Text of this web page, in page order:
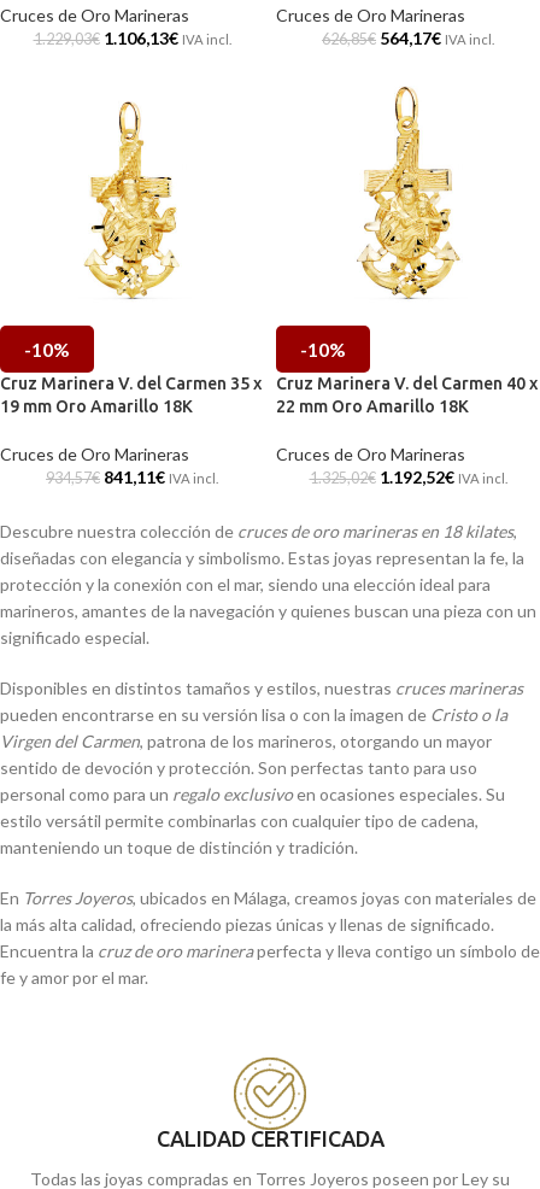
Cruces de Oro Marineras
1.229,03€ 1.106,13€ IVA incl.
Cruces de Oro Marineras
626,85€ 564,17€ IVA incl.
-10%
Cruz Marinera V. del Carmen 35 x
19 mm Oro Amarillo 18K
Cruces de Oro Marineras
934,57€ 841,11€ IVA incl.
-10%
Cruz Marinera V. del Carmen 40 x
22 mm Oro Amarillo 18K
Cruces de Oro Marineras
1.325,02€ 1.192,52€ IVA incl.
Descubre nuestra colección de cruces de oro marineras en 18 kilates,
diseñadas con elegancia y simbolismo. Estas joyas representan la fe, la
protección y la conexión con el mar, siendo una elección ideal para
marineros, amantes de la navegación y quienes buscan una pieza con un
significado especial.
Disponibles en distintos tamaños y estilos, nuestras cruces marineras
pueden encontrarse en su versión lisa o con la imagen de Cristo o la
Virgen del Carmen, patrona de los marineros, otorgando un mayor
sentido de devoción y protección. Son perfectas tanto para uso
personal como para un regalo exclusivoen ocasiones especiales. Su
estilo versátil permite combinarlas con cualquier tipo de cadena,
manteniendo un toque de distinción y tradición.
En Torres Joyeros, ubicados en Málaga, creamos joyas con materiales de
la más alta calidad, ofreciendo piezas únicas y llenas de significado.
Encuentra la cruz de oro marineraperfecta y lleva contigo un símbolo de
fe y amor por el mar.
CALIDAD CERTIFICADA
Todas las joyas compradas en Torres Joyeros poseen por Ley su